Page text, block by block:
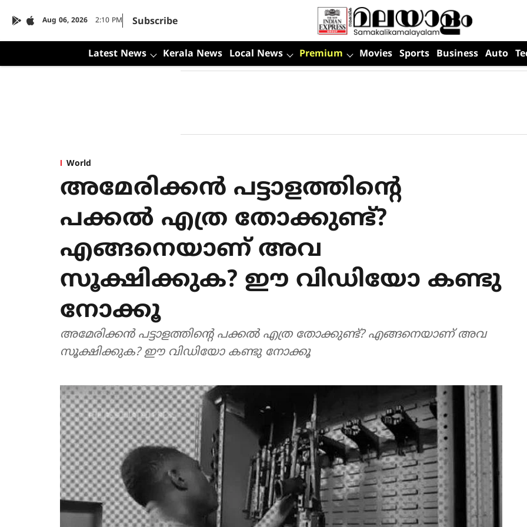
Aug 06, 2026 2:10 PM Subscribe
Latest News Kerala News Local News Premium Movies Sports Business Auto
World
അമേരിക്കന്‍ പട്ടാളത്തിന്റെ
പക്കല്‍ എത്ര തോക്കുണ്ട്?
എങ്ങനെയാണ് അവ
സൂക്ഷിക്കുക? ഈ വിഡിയോ കണ്ടു
നോക്കൂ
അമേരിക്കന്‍ പട്ടാളത്തിന്റെ പക്കല്‍ എത്ര തോക്കുണ്ട്? എങ്ങനെയാണ് അവ
സൂക്ഷിക്കുക? ഈ വിഡിയോ കണ്ടു നോക്കൂ